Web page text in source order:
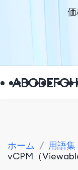
ABCDEFGH
ホーム / 用語集
vCPM（